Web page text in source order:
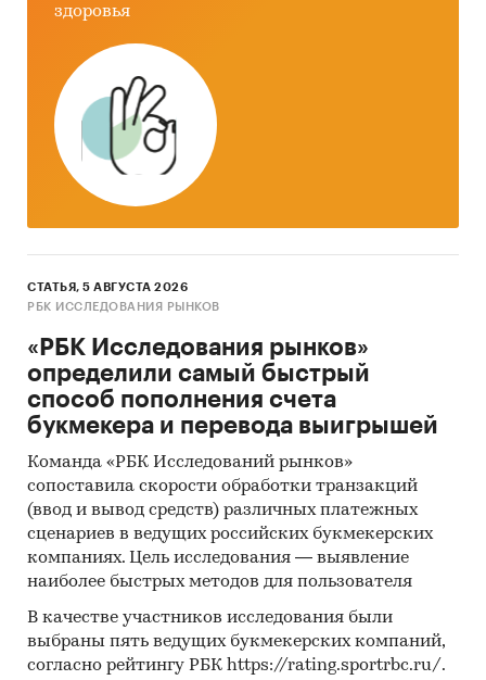
здоровья
СТАТЬЯ, 5 АВГУСТА 2026
РБК ИССЛЕДОВАНИЯ РЫНКОВ
«РБК Исследования рынков»
определили самый быстрый
способ пополнения счета
букмекера и перевода выигрышей
Команда «РБК Исследований рынков»
сопоставила скорости обработки транзакций
(ввод и вывод средств) различных платежных
сценариев в ведущих российских букмекерских
компаниях. Цель исследования — выявление
наиболее быстрых методов для пользователя
В качестве участников исследования были
выбраны пять ведущих букмекерских компаний,
согласно рейтингу РБК https://rating.sportrbc.ru/.